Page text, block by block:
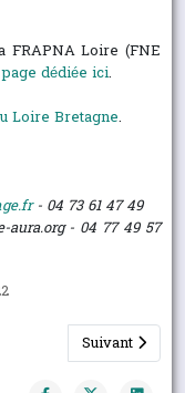
FRAPNA Loire (FNE
page dédiée ici.
Loire Bretagne.
- 04 73 61 47 49
- 04 77 49 57
pesticides (ZNT) en
Article
Suivant